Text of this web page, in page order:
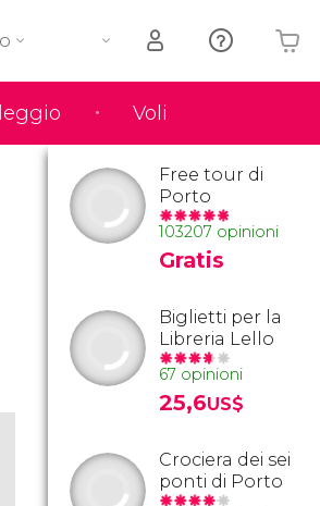
Voli
Il tuo carrello è vuoto
Free tour di
Porto
103207 opinioni
Gratis
Biglietti per la
Libreria Lello
67 opinioni
25,6US$
Crociera dei sei
ponti di Porto